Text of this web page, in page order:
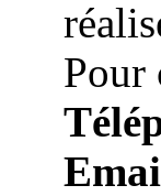
Pour